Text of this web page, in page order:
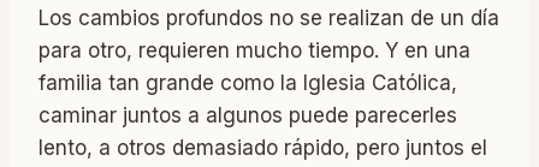
Los cambios profundos no se realizan de un día
para otro, requieren mucho tiempo. Y en una
familia tan grande como la Iglesia Católica,
caminar juntos a algunos puede parecerles
lento, a otros demasiado rápido, pero juntos el